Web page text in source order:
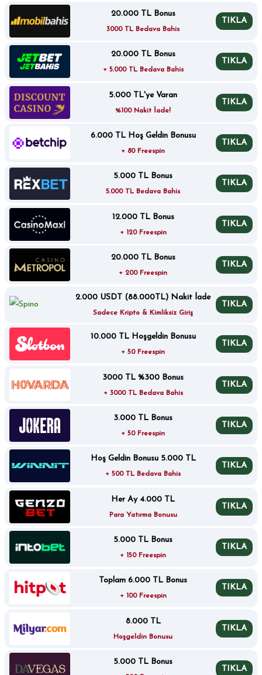
20.000 TL Bonus
3000 TL Bedava Bahis
TIKLA
20.000 TL Bonus
+ 5.000 TL Bedava Bahis
TIKLA
5.000 TL'ye Varan
%100 Nakit İade!
TIKLA
6.000 TL Hoş Geldin Bonusu
+ 80 Freespin
TIKLA
5.000 TL Bonus
5.000 TL Bedava Bahis
TIKLA
12.000 TL Bonus
+ 120 Freespin
TIKLA
20.000 TL Bonus
+ 200 Freespin
TIKLA
2.000 USDT (88.000TL) Nakit İade
Sadece Kripto & Kimliksiz Giriş
TIKLA
10.000 TL Hoşgeldin Bonusu
+ 50 Freespin
TIKLA
3000 TL %300 Bonus
+ 3000 TL Bedava Bahis
TIKLA
3.000 TL Bonus
+ 50 Freespin
TIKLA
Hoş Geldin Bonusu 5.000 TL
+ 500 TL Bedava Bahis
TIKLA
Her Ay 4.000 TL
Para Yatırma Bonusu
TIKLA
5.000 TL Bonus
+ 150 Freespin
TIKLA
Toplam 6.000 TL Bonus
+ 100 Freespin
TIKLA
8.000 TL
Hoşgeldin Bonusu
TIKLA
5.000 TL Bonus
TIKLA